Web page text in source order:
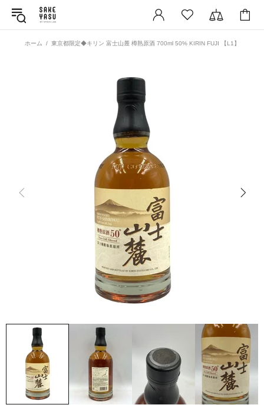
ホーム 東京都限定◆キリン 富士山麓 樽熟原酒 700ml 50% KIRIN FUJI 【L1】